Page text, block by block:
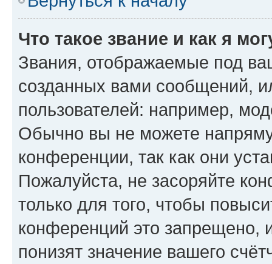
Что такое звание и как я
Звания, отображаемые под
созданных вами сообщений,
пользователей: например,
Обычно вы не можете
конференции, так как они
Пожалуйста, не засоряйте
только для того, чтобы
конференций это запрещено,
понизят значение вашего